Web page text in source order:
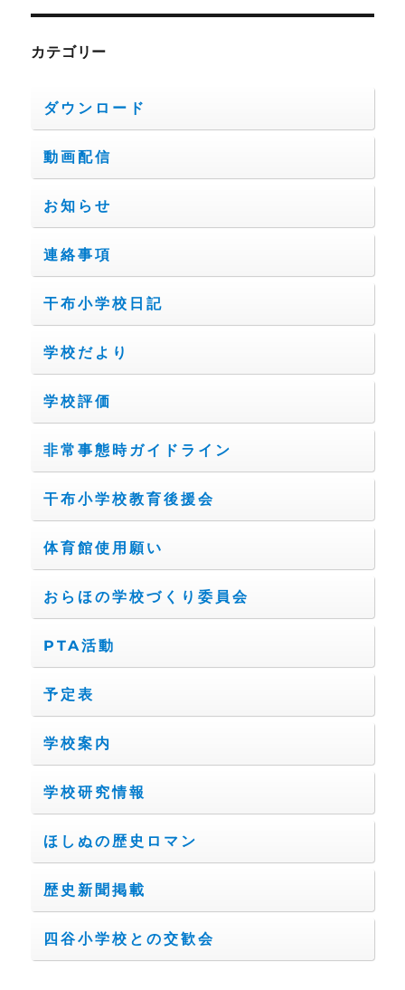
カテゴリー
ダウンロード
動画配信
お知らせ
連絡事項
干布小学校日記
学校だより
学校評価
非常事態時ガイドライン
干布小学校教育後援会
体育館使用願い
おらほの学校づくり委員会
PTA活動
予定表
学校案内
学校研究情報
ほしぬの歴史ロマン
歴史新聞掲載
四谷小学校との交歓会